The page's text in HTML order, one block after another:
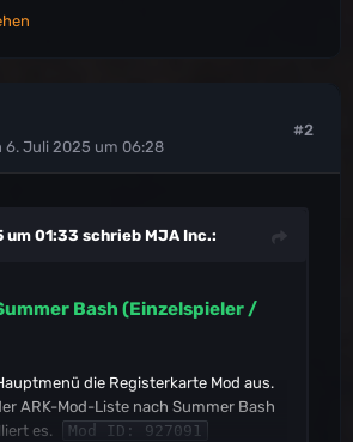
6. Juli 2025 um 06:28
#2
um 01:33 schrieb MJA Inc.:
Bash (Einzelspieler /
die Registerkarte Mod aus.
ARK-Mod-Liste nach Summer Bash
es.
Mod ID: 927091